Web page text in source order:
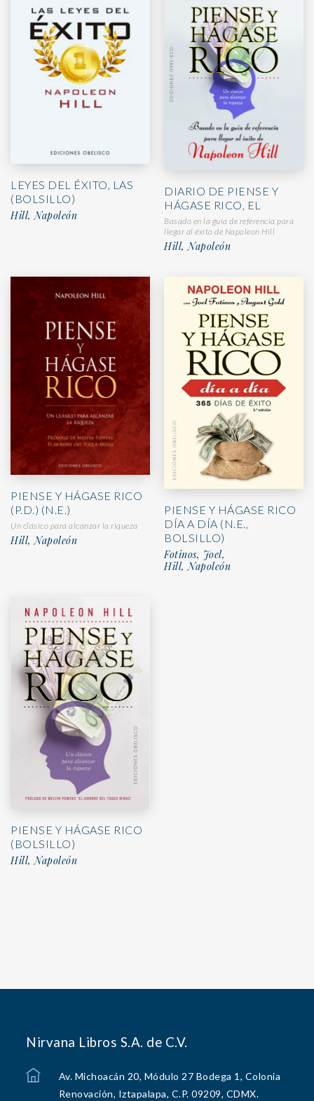
LEYES DEL ÉXITO, LAS
(BOLSILLO)
Hill, Napoleón
DIARIO DE PIENSE Y
HÁGASE RICO, EL
Basado en la guía de referencia para
llegar al éxito de Napoleon Hill
Hill, Napoleón
PIENSE Y HÁGASE RICO
(P.D.) (N.E.)
Un clásico para alcanzar la riqueza
Hill, Napoleón
PIENSE Y HÁGASE RICO
DÍA A DÍA (N.E.,
BOLSILLO)
Fotinos, Joel,
Hill, Napoleón
PIENSE Y HÁGASE RICO
(BOLSILLO)
Hill, Napoleón
Nirvana Libros S.A. de C.V.
Av. Michoacán 20, Módulo 27 Bodega 1, Colonia
Renovación, Iztapalapa, C.P. 09209, CDMX.